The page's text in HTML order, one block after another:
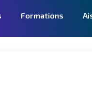
Formations